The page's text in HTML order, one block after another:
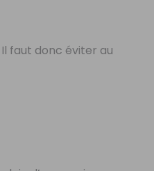
faut donc éviter au